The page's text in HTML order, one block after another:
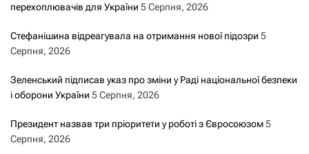
перехоплювачів для України 5 Серпня, 2026
Стефанішина відреагувала на отримання нової підозри 5
Серпня, 2026
Зеленський підписав указ про зміни у Раді національної безпеки
і оборони України 5 Серпня, 2026
Президент назвав три пріоритети у роботі з Євросоюзом5
Серпня, 2026